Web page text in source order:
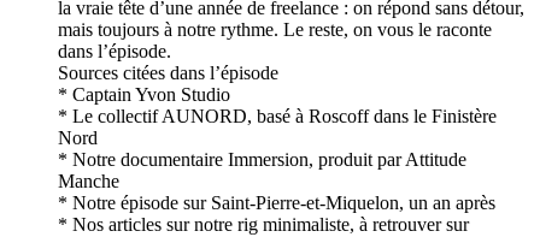
la vraie tête d’une année de freelance : on répond sans détour,
mais toujours à notre rythme. Le reste, on vous le raconte
dans l’épisode.
Sources citées dans l’épisode
* Captain Yvon Studio
* Le collectif AUNORD, basé à Roscoff dans le Finistère
Nord
* Notre documentaire Immersion, produit par Attitude
Manche
* Notre épisode sur Saint-Pierre-et-Miquelon, un an après
* Nos articles sur notre rig minimaliste, à retrouver sur